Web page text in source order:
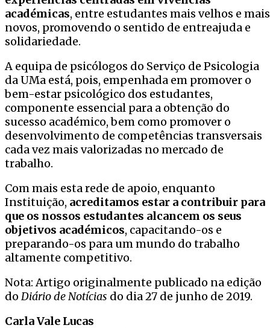
académicas, entre estudantes mais velhos e mais
novos, promovendo o sentido de entreajuda e
solidariedade.
A equipa de psicólogos do Serviço de Psicologia
da UMa está, pois, empenhada em promover o
bem-estar psicológico dos estudantes,
componente essencial para a obtenção do
sucesso académico, bem como promover o
desenvolvimento de competências transversais
cada vez mais valorizadas no mercado de
trabalho.
Com mais esta rede de apoio, enquanto
Instituição, acreditamos estar a contribuir para
que os nossos estudantes alcancem os seus
objetivos académicos, capacitando-os e
preparando-os para um mundo do trabalho
altamente competitivo.
Nota: Artigo originalmente publicado na edição
do Diário de Notícias do dia 27 de junho de 2019.
Carla Vale Lucas